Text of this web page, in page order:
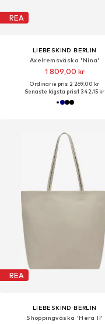
REA
LIEBESKIND BERLIN
Axelremsväska 'Nina'
1 809,00 kr
Ordinarie pris: 2 269,00 kr
Senaste lägsta pris:1 342,15 kr
REA
LIEBESKIND BERLIN
Shoppingväska 'Hera II'